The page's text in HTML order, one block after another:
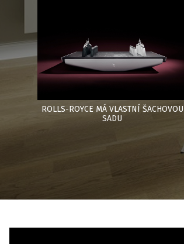
ROLLS-ROYCE MÁ VLASTNÍ ŠACHOVOU
SADU